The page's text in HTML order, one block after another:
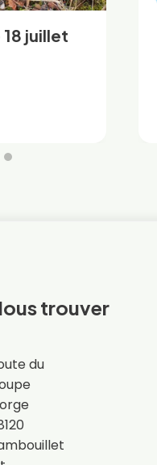
juillet
trouver
du